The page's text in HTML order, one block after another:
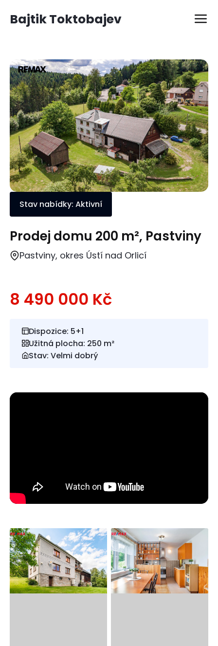
Bajtik Toktobajev
Stav nabídky: Aktivní
Prodej domu 200 m², Pastviny
Pastviny, okres Ústí nad Orlicí
8 490 000 Kč
Dispozice: 5+1
Užitná plocha: 250 m²
Stav: Velmi dobrý